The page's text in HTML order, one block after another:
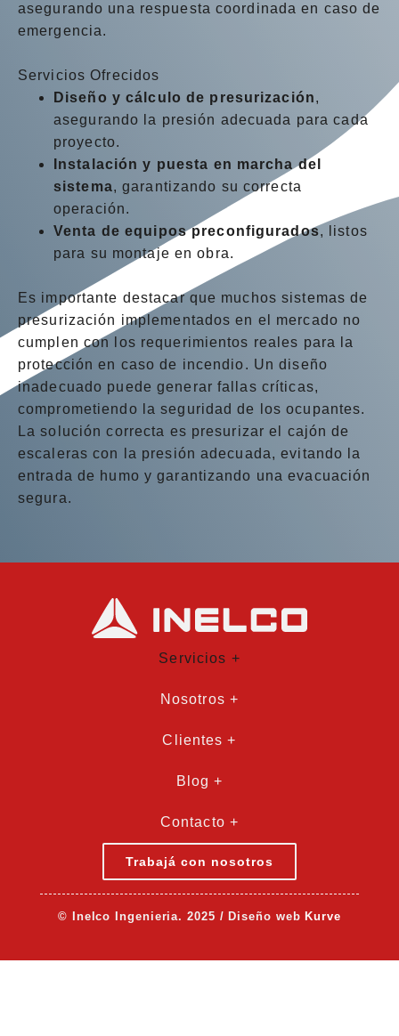
asegurando una respuesta coordinada en caso de
emergencia.
Servicios Ofrecidos
Diseño y cálculo de presurización,
asegurando la presión adecuada para cada
proyecto.
Instalación y puesta en marcha del
sistema, garantizando su correcta
operación.
Venta de equipos preconfigurados, listos
para su montaje en obra.
Es importante destacar que muchos sistemas de
presurización implementados en el mercado no
cumplen con los requerimientos reales para la
protección en caso de incendio. Un diseño
inadecuado puede generar fallas críticas,
comprometiendo la seguridad de los ocupantes.
La solución correcta es presurizar el cajón de
escaleras con la presión adecuada, evitando la
entrada de humo y garantizando una evacuación
segura.
Servicios +
Nosotros +
Clientes +
Blog +
Contacto +
Trabajá con nosotros
© Inelco Ingenieria. 2025 / Diseño web Kurve